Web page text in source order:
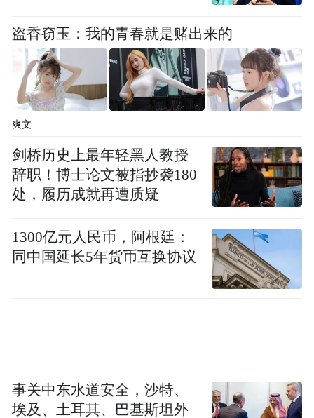
6.1%，增速位居全省第一，在全国万亿级城
市也名列前茅；第二个“第一”是2025年规上
工业增加值增长13.5%，增速位居全省第一；
第三个“第一”是烟台高质量发展综合绩效考
核成绩连续四年位居全省第一，实现了“四连
冠”；第四个“第一”是省级重点项目入选数
量、投资体量连续五年保持全省第一；第五
个“第一”是清洁能源装机容量突破2000万千
充分体现了烟台综合实力的明显提升，为“十
五五”发展奠定了坚实基础。
具体来讲，“1”就是“一个目标”，即“十五五”
盗香窃玉：我的青春就是赌出来的
爽文
剑桥历史上最年轻黑人教授
辞职！博士论文被指抄袭180
处，履历成就再遭质疑
1300亿元人民币，阿根廷：
同中国延长5年货币互换协议
事关中东水道安全，沙特、
埃及、土耳其、巴基斯坦外